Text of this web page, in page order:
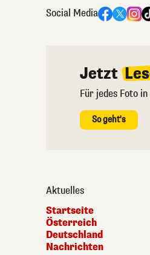
Social Media
Jetzt
Für jedes Foto
So geht's
Aktuelles
Startseite
Österreich
Deutschland
Nachrichten